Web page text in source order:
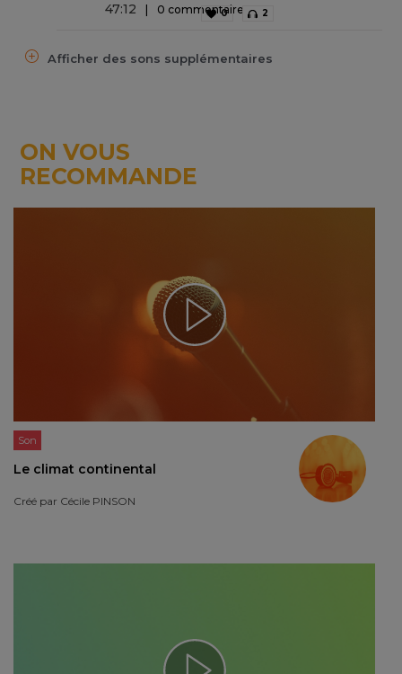
47:12 0 commentaire
0 2
Afficher des sons supplémentaires
ON VOUS
RECOMMANDE
Son
Le climat continental
Créé par Cécile PINSON